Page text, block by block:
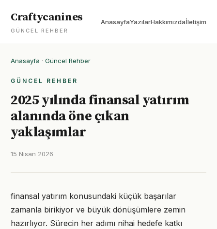
Craftycanines
GÜNCEL REHBER
AnasayfaYazılarHakkımızdaİletişim
Anasayfa · Güncel Rehber
GÜNCEL REHBER
2025 yılında finansal yatırım
alanında öne çıkan
yaklaşımlar
15 Nisan 2026
finansal yatırım konusundaki küçük başarılar
zamanla birikiyor ve büyük dönüşümlere zemin
hazırlıyor. Sürecin her adımı nihai hedefe katkı